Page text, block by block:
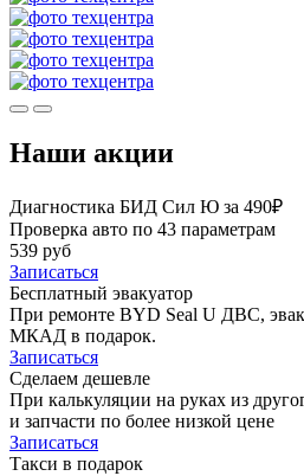
Наши акции
Диагностика БИД Сил Ю за 490₽
Проверка авто по 43 параметрам
539 руб
Записаться
Бесплатный эвакуатор
При ремонте BYD Seal U ДВС,
МКАД в подарок.
Записаться
Сделаем дешевле
При калькуляции на руках из
и запчасти по более низкой цене
Записаться
Такси в подарок